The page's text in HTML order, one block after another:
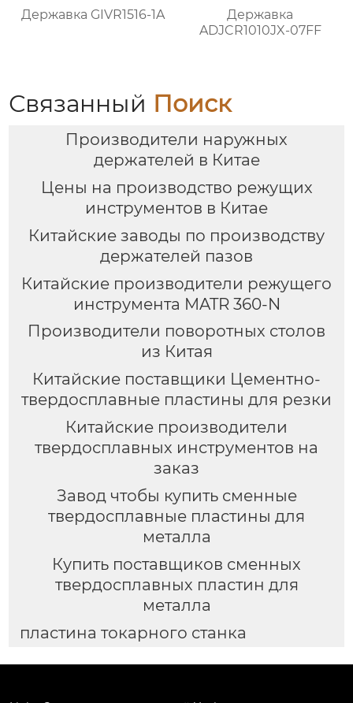
Державка GIVR1516-1A
Державка
ADJCR1010JX-07FF
Связанный Поиск
Производители наружных
держателей в Китае
Цены на производство режущих
инструментов в Китае
Китайские заводы по производству
держателей пазов
Китайские производители режущего
инструмента MATR 360-N
Производители поворотных столов
из Китая
Китайские поставщики Цементно-
твердосплавные пластины для резки
Китайские производители
твердосплавных инструментов на
заказ
Завод чтобы купить сменные
твердосплавные пластины для
металла
Купить поставщиков сменных
твердосплавных пластин для
металла
пластина токарного станка